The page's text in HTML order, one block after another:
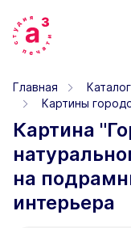
Главная Каталог
Картины
Картина
на
интерьера